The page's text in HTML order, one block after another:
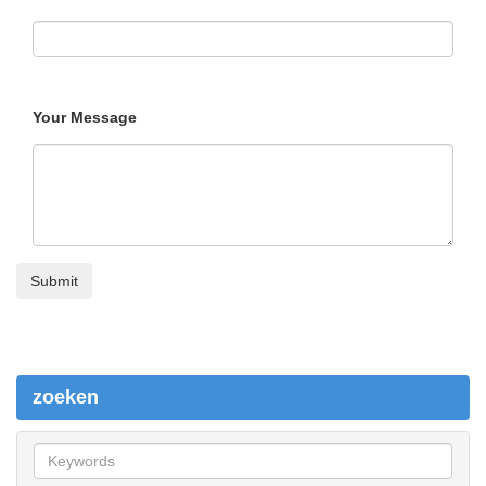
Your Message
zoeken
o